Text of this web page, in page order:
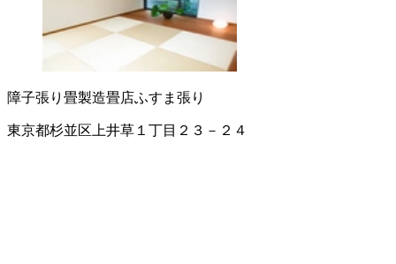
障子張り 畳製造畳店ふすま張り
東京都杉並区上井草１丁目２３－２４